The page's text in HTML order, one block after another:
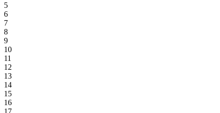
5
6
7
8
9
10
11
12
13
14
15
16
17